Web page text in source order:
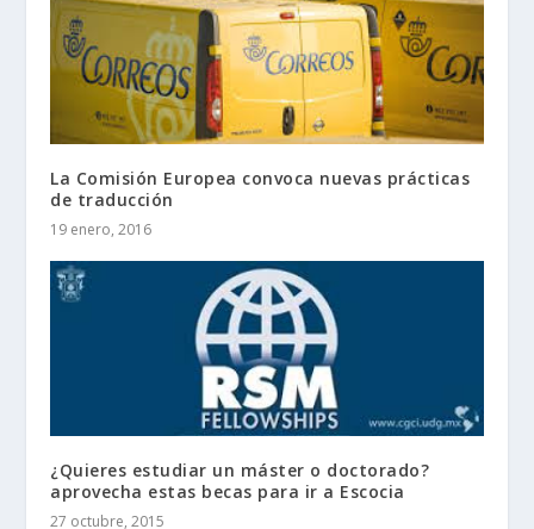
La Comisión Europea convoca nuevas prácticas
de traducción
19 enero, 2016
¿Quieres estudiar un máster o doctorado?
aprovecha estas becas para ir a Escocia
27 octubre, 2015